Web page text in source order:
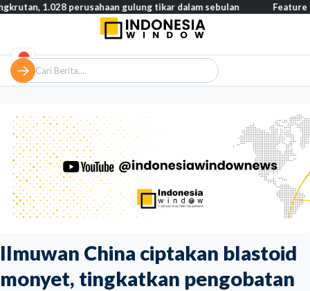
Ilmuwan China ciptakan blastoid
monyet, tingkatkan pengobatan
perusahaan gulung tikar dalam sebulan Feature – Dari